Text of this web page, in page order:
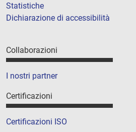
Statistiche
Dichiarazione di accessibilità
Collaborazioni
I nostri partner
Certificazioni
Certificazioni ISO